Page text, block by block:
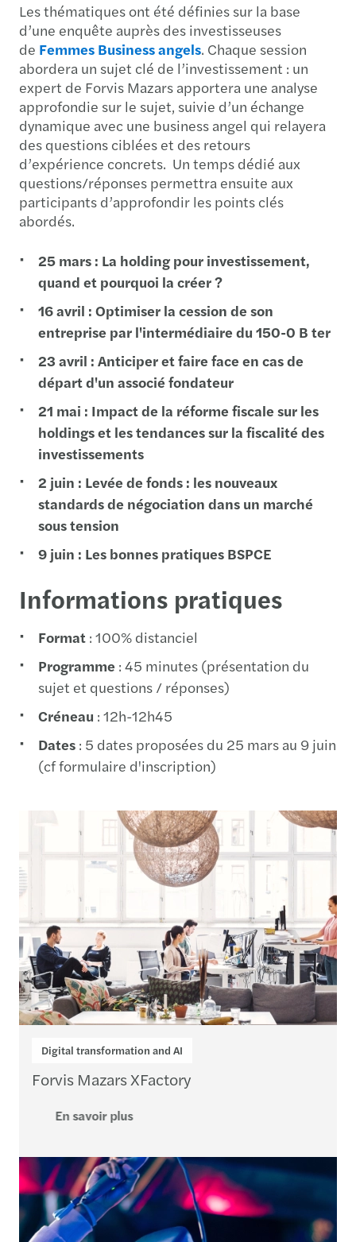
Les thématiques ont été définies sur la base
d’une enquête auprès des investisseuses
de Femmes Business angels. Chaque session
abordera un sujet clé de l’investissement : un
expert de Forvis Mazars apportera une analyse
approfondie sur le sujet, suivie d’un échange
dynamique avec une business angel qui relayera
des questions ciblées et des retours
d’expérience concrets. Un temps dédié aux
questions/réponses permettra ensuite aux
participants d’approfondir les points clés
abordés.
25 mars : La holding pour investissement,
quand et pourquoi la créer ?
16 avril : Optimiser la cession de son
entreprise par l'intermédiaire du 150-0 B ter
23 avril : Anticiper et faire face en cas de
départ d'un associé fondateur
21 mai : Impact de la réforme fiscale sur les
holdings et les tendances sur la fiscalité des
investissements
2 juin : Levée de fonds : les nouveaux
standards de négociation dans un marché
sous tension
9 juin : Les bonnes pratiques BSPCE
Informations pratiques
Format : 100% distanciel
Programme : 45 minutes (présentation du
sujet et questions / réponses)
Créneau : 12h-12h45
Dates : 5 dates proposées du 25 mars au 9 juin
(cf formulaire d'inscription)
Digital transformation and AI
Forvis Mazars XFactory
En savoir plus